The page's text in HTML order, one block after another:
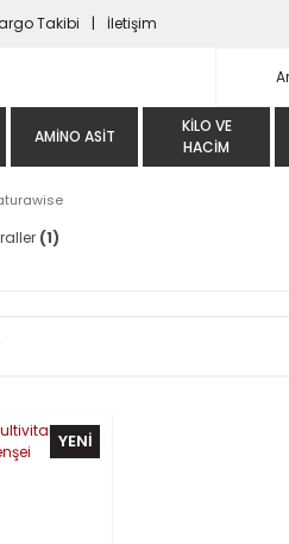
Takibi İletişim
AMINO ASIT
KILO VE
HACIM
(1)
YENİ